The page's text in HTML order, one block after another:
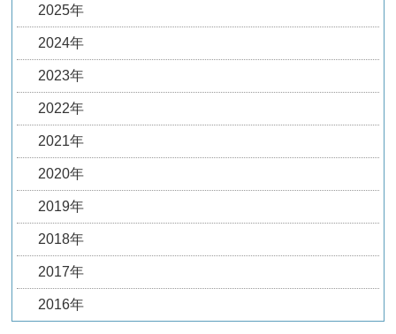
2025年
2024年
2023年
2022年
2021年
2020年
2019年
2018年
2017年
2016年